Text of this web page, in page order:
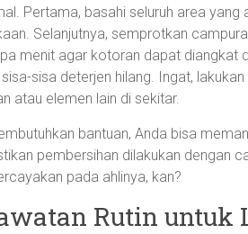
Pertama, basahi seluruh area
Selanjutnya, semprotkan
menit agar kotoran dapat diangkat
sisa deterjen hilang. Ingat,
atau elemen lain di sekitar.
bantuan, Anda bisa
pembersihan dilakukan dengan
pada ahlinya, kan?
Rutin untuk